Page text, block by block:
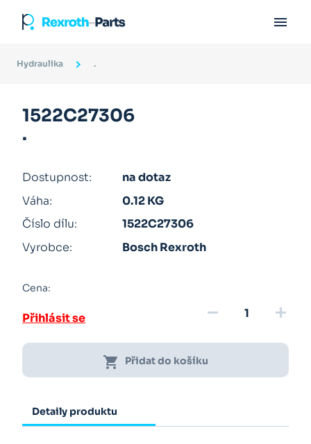

Hydraulika .
1522C27306
.
Dostupnost:
na dotaz
Váha:
0.12 KG
Číslo dílu:
1522C27306
Vyrobce:
Bosch Rexroth
Cena:
Přihlásit se remove add
shopping_cart Přidat do košíku
Detaily produktu